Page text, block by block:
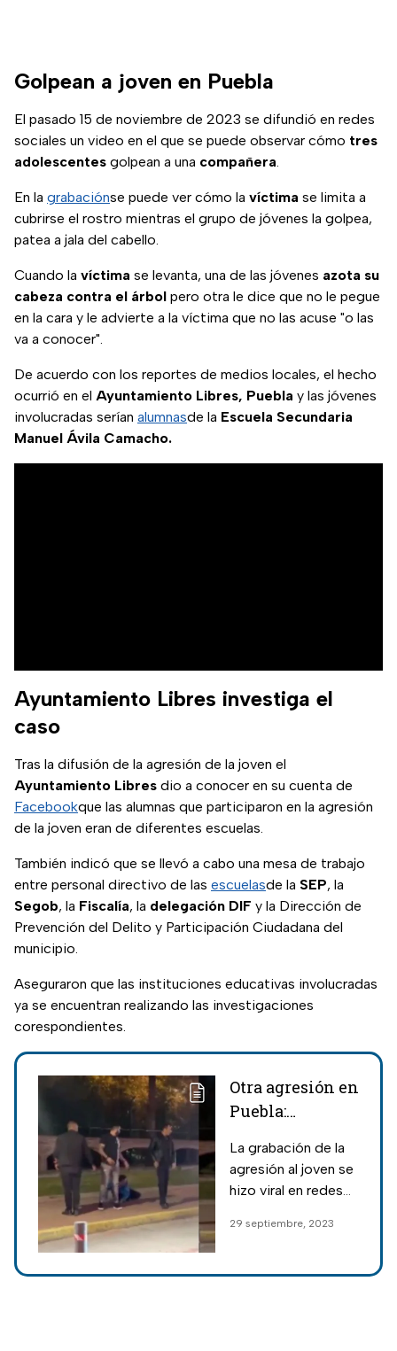
Golpean a joven en Puebla
El pasado 15 de noviembre de 2023 se difundió en redes
sociales un video en el que se puede observar cómo tres
adolescentes golpean a una compañera.
En la grabaciónse puede ver cómo la víctima se limita a
cubrirse el rostro mientras el grupo de jóvenes la golpea,
patea a jala del cabello.
Cuando la víctima se levanta, una de las jóvenes azota su
cabeza contra el árbol pero otra le dice que no le pegue
en la cara y le advierte a la víctima que no las acuse "o las
va a conocer".
De acuerdo con los reportes de medios locales, el hecho
ocurrió en el Ayuntamiento Libres, Puebla y las jóvenes
involucradas serían alumnasde la Escuela Secundaria
Manuel Ávila Camacho.
Ayuntamiento Libres investiga el
caso
Tras la difusión de la agresión de la joven el
Ayuntamiento Libres dio a conocer en su cuenta de
Facebookque las alumnas que participaron en la agresión
de la joven eran de diferentes escuelas.
También indicó que se llevó a cabo una mesa de trabajo
entre personal directivo de las escuelasde la SEP, la
Segob, la Fiscalía, la delegación DIF y la Dirección de
Prevención del Delito y Participación Ciudadana del
municipio.
Aseguraron que las instituciones educativas involucradas
ya se encuentran realizando las investigaciones
corespondientes.
Otra agresión en
Puebla:
golpean a joven
en zona de bares
La grabación de la
agresión al joven se
hizo viral en redes
causado
sociedad pues este
29 septiembre, 2023